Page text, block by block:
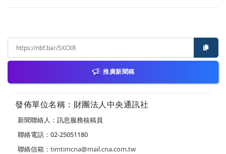
推廣新聞稿
發佈單位名稱：財團法人中央通訊社
新聞聯絡人：訊息服務核稿員
聯絡電話：02-25051180
聯絡信箱： timtimcna@mail.cna.com.tw